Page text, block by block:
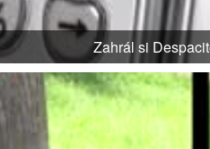
Zahrál si